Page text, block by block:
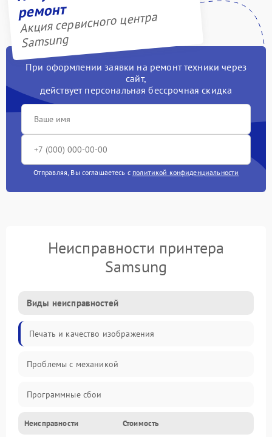
ремонт
Акция сервисного центра
Samsung
При оформлении заявки на ремонт техники через
сайт,
действует персональная бессрочная скидка
Отправляя, Вы соглашаетесь с политикой конфиденциальности
Неисправности принтера
Samsung
Виды неисправностей
Печать и качество изображения
Проблемы с механикой
Программные сбои
Программные ошибки
Неисправности Стоимость